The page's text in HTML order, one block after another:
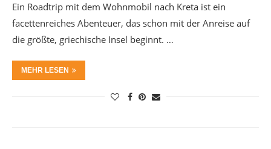
Ein Roadtrip mit dem Wohnmobil nach Kreta ist ein
facettenreiches Abenteuer, das schon mit der Anreise auf
die größte, griechische Insel beginnt. …
MEHR LESEN